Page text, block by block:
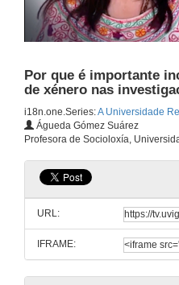
Por que é importante
de xénero nas
i18n.one.Series:A Universidade
Águeda Gómez Suárez
Profesora de Socioloxía,
URL:
IFRAME: